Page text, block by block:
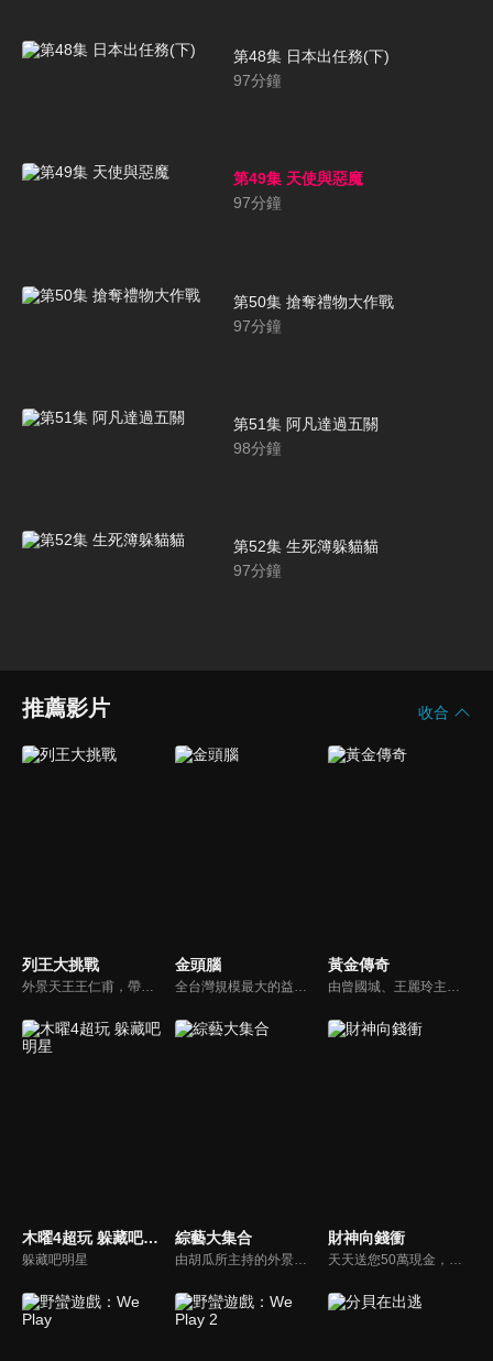
第48集 日本出任務(下)
97分鐘
第49集 天使與惡魔
97分鐘
第50集 搶奪禮物大作戰
97分鐘
第51集 阿凡達過五關
98分鐘
第52集 生死簿躲貓貓
97分鐘
推薦影片 收合
列王大挑戰 金頭腦 黃金傳奇
木曜4超玩 躲藏吧明星
躲藏吧明星
綜藝大集合
由胡瓜所主持的外景綜藝節目，秉持著「幸福好運到，獎金送夠夠」的精神，和眾多藝人與鄉親同樂玩遊戲拿獎金，介紹各地的人文、美食、特產等，提供豐富多元的內容，不間斷的笑料，讓您忘卻一切煩惱、開懷大笑。
財神向錢衝
天天送您50萬現金，還有汽車大獎！不考智力、體力，挑戰家人、同事、同學、朋友互相了解的成渡和共同生活經驗。快來參加《財神向前衝》大獎通通送給您。